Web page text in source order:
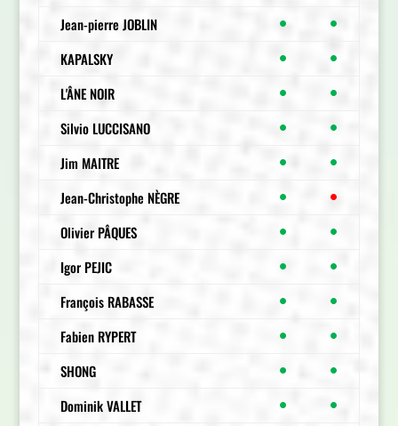
Jean-pierre JOBLIN ● ●
KAPALSKY ● ●
L'ÂNE NOIR ● ●
Silvio LUCCISANO ● ●
Jim MAITRE ● ●
Jean-Christophe NÈGRE ● ●
Olivier PÂQUES ● ●
Igor PEJIC ● ●
François RABASSE ● ●
Fabien RYPERT ● ●
SHONG ● ●
Dominik VALLET ● ●